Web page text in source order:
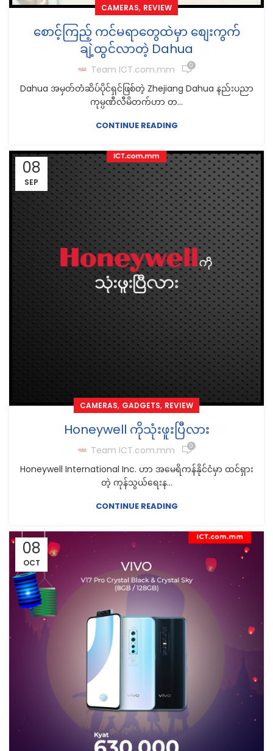
CAMERAS, REVIEW
စောင့်ကြည့် ကင်မရာတွေထဲမှာ စျေးကွက်
ချဲ့ထွင်လာတဲ့ Dahua
Team ICT.com.mm 0
Dahua အမှတ်တံဆိပ်ပိုင်ရှင်ဖြစ်တဲ့ Zhejiang Dahua နည်းပညာ
ကုမ္ပဏီလီမိတက်ဟာ တ...
CONTINUE READING
08
SEP
CAMERAS, GADGETS, REVIEW
Honeywell ကိုသုံးဖူးပြီလား
Team ICT.com.mm 0
Honeywell International Inc. ဟာ အမေရိကန်နိုင်ငံမှာ ထင်ရှား
တဲ့ ကုန်သွယ်ရေးန...
CONTINUE READING
08
OCT